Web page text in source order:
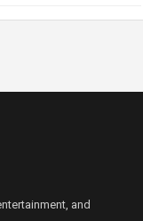
and